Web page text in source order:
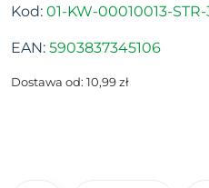
Kod: 01-KW-00010013-
EAN: 5903837345106
Dostawa od: 10,99 zł